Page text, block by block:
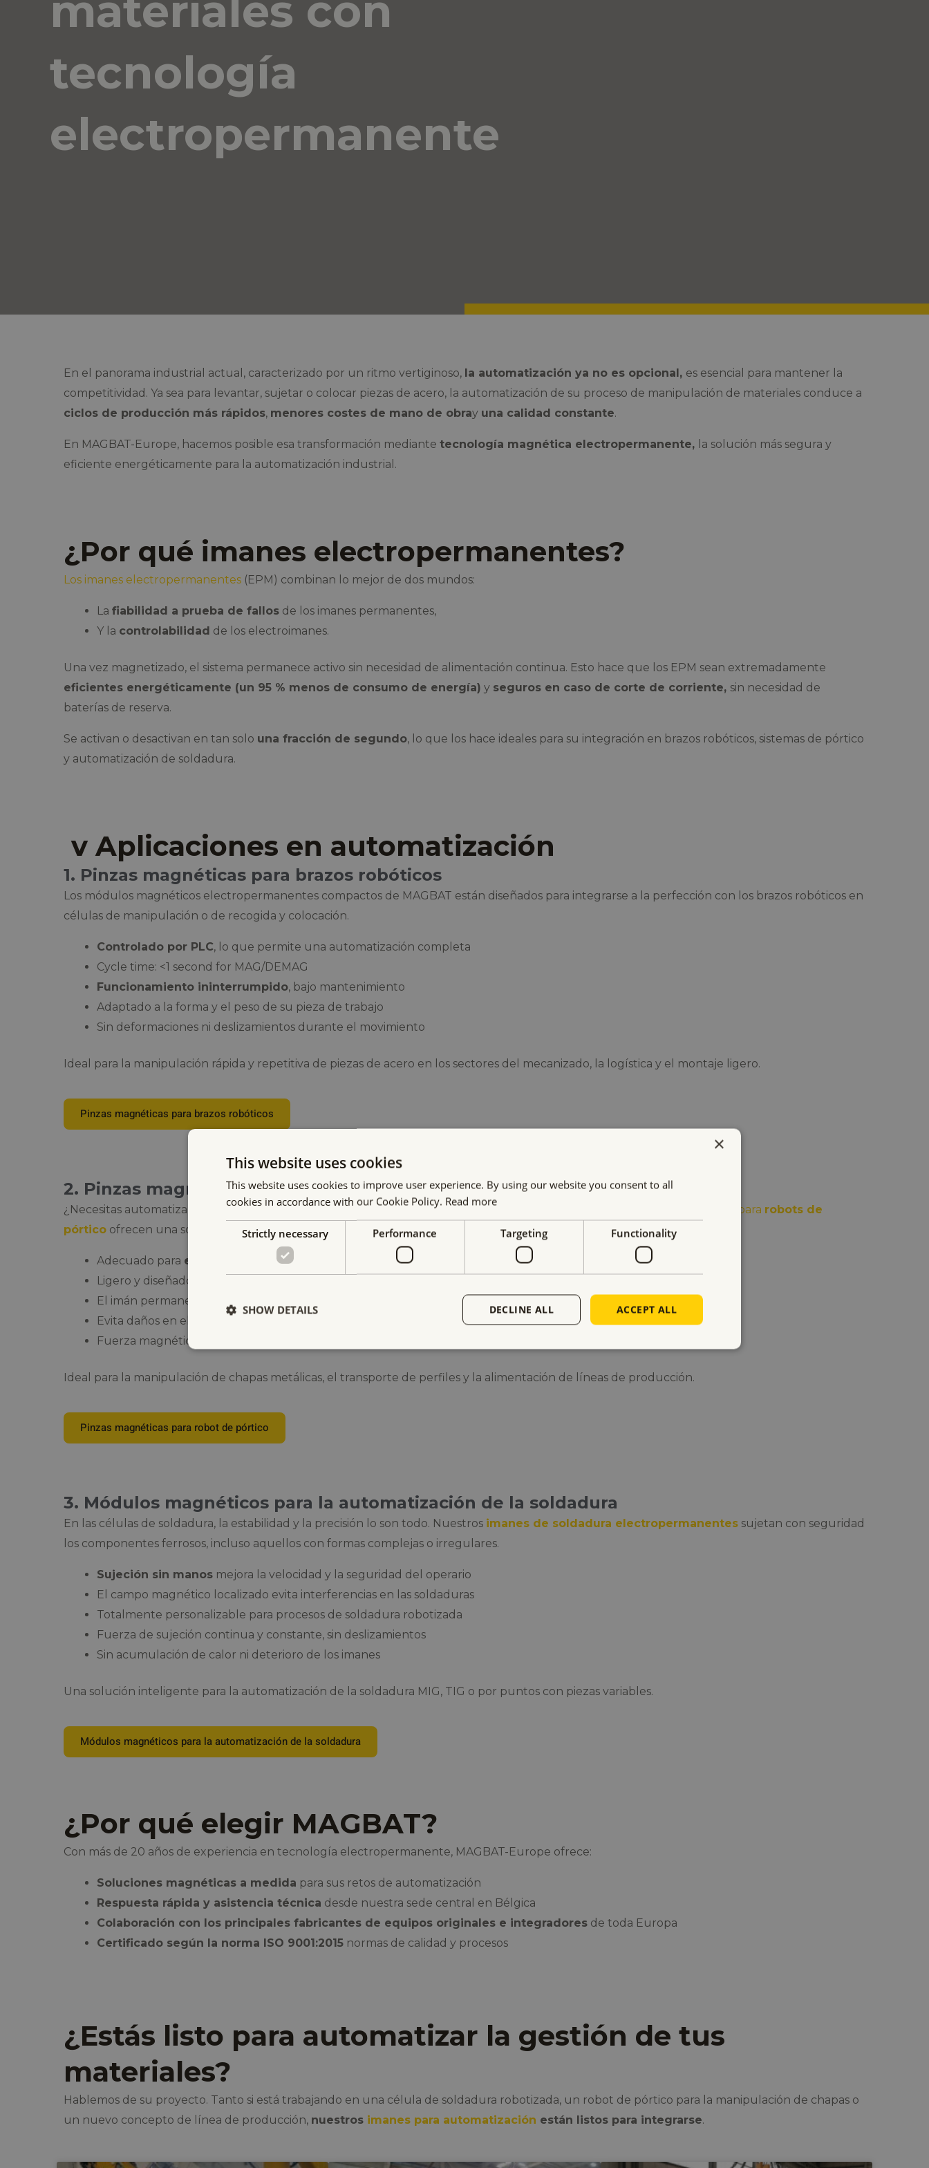
materiales con
tecnología
electropermanente
En el panorama industrial actual, caracterizado por un ritmo vertiginoso, la automatización ya no es opcional, es esencial para mantener la
competitividad. Ya sea para levantar, sujetar o colocar piezas de acero, la automatización de su proceso de manipulación de materiales conduce a
ciclos de producción más rápidos, menores costes de mano de obray una calidad constante.
En MAGBAT-Europe, hacemos posible esa transformación mediante tecnología magnética electropermanente, la solución más segura y
eficiente energéticamente para la automatización industrial.
¿Por qué imanes electropermanentes?
Los imanes electropermanentes (EPM) combinan lo mejor de dos mundos:
La fiabilidad a prueba de fallos de los imanes permanentes,
Y la controlabilidad de los electroimanes.
Una vez magnetizado, el sistema permanece activo sin necesidad de alimentación continua. Esto hace que los EPM sean extremadamente
eficientes energéticamente (un 95 % menos de consumo de energía) y seguros en caso de corte de corriente, sin necesidad de
baterías de reserva.
Se activan o desactivan en tan solo una fracción de segundo, lo que los hace ideales para su integración en brazos robóticos, sistemas de pórtico
y automatización de soldadura.
v Aplicaciones en automatización
1. Pinzas magnéticas para brazos robóticos
Los módulos magnéticos electropermanentes compactos de MAGBAT están diseñados para integrarse a la perfección con los brazos robóticos en
células de manipulación o de recogida y colocación.
Controlado por PLC, lo que permite una automatización completa
Cycle time: <1 second for MAG/DEMAG
Funcionamiento ininterrumpido, bajo mantenimiento
Adaptado a la forma y el peso de su pieza de trabajo
Sin deformaciones ni deslizamientos durante el movimiento
Ideal para la manipulación rápida y repetitiva de piezas de acero en los sectores del mecanizado, la logística y el montaje ligero.
Pinzas magnéticas para brazos robóticos
2. Pinzas magnéticas para robots de pórtico
¿Necesitas automatizar el traslado de piezas grandes o pesadas a lo largo de largas distancias? Nuestras pinzas magnéticas para robots de
pórtico ofrecen una solución a medida.
Adecuado para elevar, cargar, trasladar y colocar
Ligero y diseñado para una gran capacidad en el extremo del brazo
El imán permanece activado incluso en caso de corte de corriente
Evita daños en el producto gracias a la sujeción sin contacto
Fuerza magnética y dimensiones personalizadas bajo pedido
Ideal para la manipulación de chapas metálicas, el transporte de perfiles y la alimentación de líneas de producción.
Pinzas magnéticas para robot de pórtico
3. Módulos magnéticos para la automatización de la soldadura
En las células de soldadura, la estabilidad y la precisión lo son todo. Nuestros imanes de soldadura electropermanentes sujetan con seguridad
los componentes ferrosos, incluso aquellos con formas complejas o irregulares.
Sujeción sin manos mejora la velocidad y la seguridad del operario
El campo magnético localizado evita interferencias en las soldaduras
Totalmente personalizable para procesos de soldadura robotizada
Fuerza de sujeción continua y constante, sin deslizamientos
Sin acumulación de calor ni deterioro de los imanes
Una solución inteligente para la automatización de la soldadura MIG, TIG o por puntos con piezas variables.
Módulos magnéticos para la automatización de la soldadura
¿Por qué elegir MAGBAT?
Con más de 20 años de experiencia en tecnología electropermanente, MAGBAT-Europe ofrece:
Soluciones magnéticas a medida para sus retos de automatización
Respuesta rápida y asistencia técnica desde nuestra sede central en Bélgica
Colaboración con los principales fabricantes de equipos originales e integradores de toda Europa
Certificado según la norma ISO 9001:2015 normas de calidad y procesos
¿Estás listo para automatizar la gestión de tus
materiales?
Hablemos de su proyecto. Tanto si está trabajando en una célula de soldadura robotizada, un robot de pórtico para la manipulación de chapas o
un nuevo concepto de línea de producción, nuestros imanes para automatización están listos para integrarse.
×
This website uses cookies
This website uses cookies to improve user experience. By using our website you consent to all
cookies in accordance with our Cookie Policy. Read more
Strictly necessary Performance Targeting Functionality
ACCEPT ALL
DECLINE ALL
SHOW DETAILS